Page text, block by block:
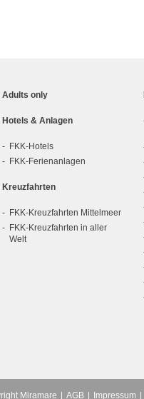
Adults only
Hotels & Anlagen
FKK-Hotels
FKK-Ferienanlagen
Kreuzfahrten
FKK-Kreuzfahrten Mittelmeer
FKK-Kreuzfahrten in aller
Welt
Miramare AGB Impressum